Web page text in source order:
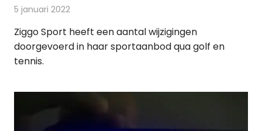
5 januari 2022
Ziggo Sport heeft een aantal wijzigingen
doorgevoerd in haar sportaanbod qua golf en
tennis.